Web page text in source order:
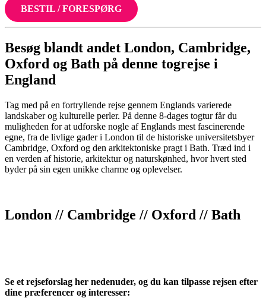
BESTIL / FORESPØRG
Besøg blandt andet London, Cambridge,
Oxford og Bath på denne togrejse i
England
Tag med på en fortryllende rejse gennem Englands varierede
landskaber og kulturelle perler. På denne 8-dages togtur får du
muligheden for at udforske nogle af Englands mest fascinerende
egne, fra de livlige gader i London til de historiske universitetsbyer
Cambridge, Oxford og den arkitektoniske pragt i Bath. Træd ind i
en verden af historie, arkitektur og naturskønhed, hvor hvert sted
byder på sin egen unikke charme og oplevelser.
London // Cambridge // Oxford // Bath
Se et rejseforslag her nedenuder, og du kan tilpasse rejsen efter
dine præferencer og interesser: